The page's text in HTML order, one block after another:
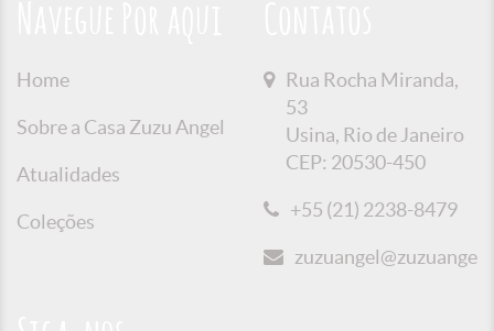
Home
Sobre a Casa Zuzu Angel
Atualidades
Coleções
Rua Rocha Miranda,
53
Usina, Rio de Janeiro
CEP: 20530-450
+55 (21) 2238-8479